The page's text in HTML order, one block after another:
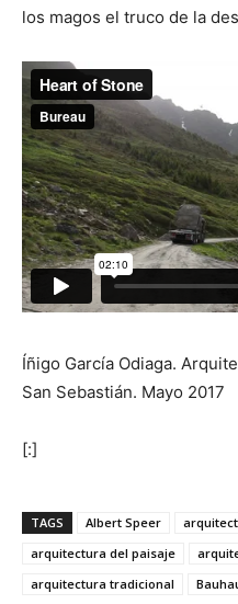
los magos el truco de la
Íñigo García Odiaga.
San Sebastián. Mayo 2017
[:]
TAGS Albert Speer
arquitectura del paisaje
arquitectura tradicional